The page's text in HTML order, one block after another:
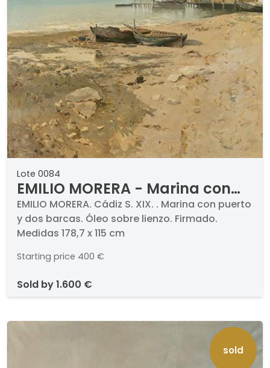
Lote 0084
EMILIO MORERA - Marina con
puerto y dos barcas
EMILIO MORERA. Cádiz S. XIX. . Marina con puerto
y dos barcas. Óleo sobre lienzo. Firmado.
Medidas 178,7 x 115 cm
Starting price 400 €
sold by1.600 €
sold